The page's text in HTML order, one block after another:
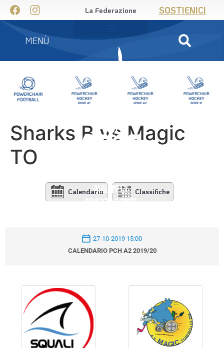
La Federazione SOSTIENICI
MENÙ
Sharks B vs Magic
TO
Calendario Classifiche
27-10-2019 15:00
CALENDARIO PCH A2 2019/20